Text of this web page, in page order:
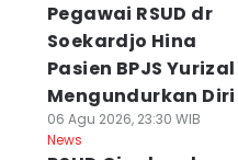
Pegawai RSUD dr
Soekardjo Hina
Pasien BPJS Yurizal
Mengundurkan Diri
06 Agu 2026, 23:30 WIB
News